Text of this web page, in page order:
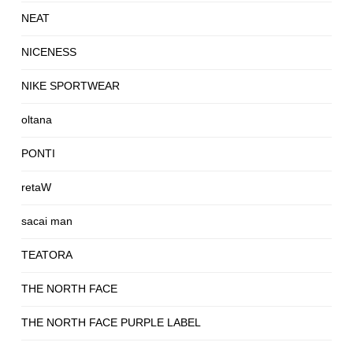
NEAT
NICENESS
NIKE SPORTWEAR
oltana
PONTI
retaW
sacai man
TEATORA
THE NORTH FACE
THE NORTH FACE PURPLE LABEL